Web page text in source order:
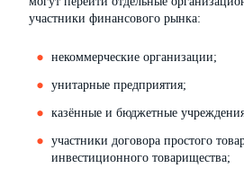
участники финансового рынка:
некоммерческие организации;
унитарные предприятия;
казённые и бюджетные
участники договора простого
инвестиционного товарищества;